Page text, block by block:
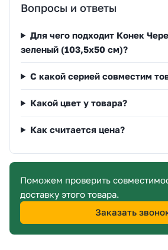
Вопросы и ответы
Для чего подходит Конек
зеленый (103,5х50 см)?
С какой серией совместим
Какой цвет у товара?
Как считается цена?
Поможем проверить
доставку этого товара.
Заказать